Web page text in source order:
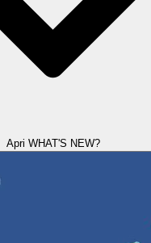
Apri WHAT'S NEW?